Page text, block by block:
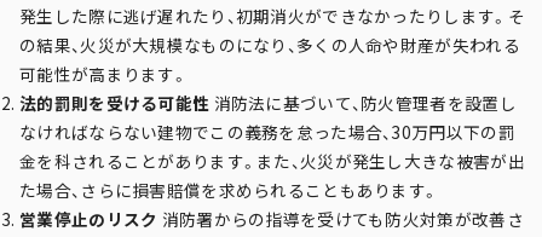
発生した際に逃げ遅れたり、初期消火ができなかったりします。そ
の結果、火災が大規模なものになり、多くの人命や財産が失われる
可能性が高まります。
法的罰則を受ける可能性 消防法に基づいて、防火管理者を設置し
なければならない建物でこの義務を怠った場合、30万円以下の罰
金を科されることがあります。また、火災が発生し大きな被害が出
た場合、さらに損害賠償を求められることもあります。
営業停止のリスク 消防署からの指導を受けても防火対策が改善さ